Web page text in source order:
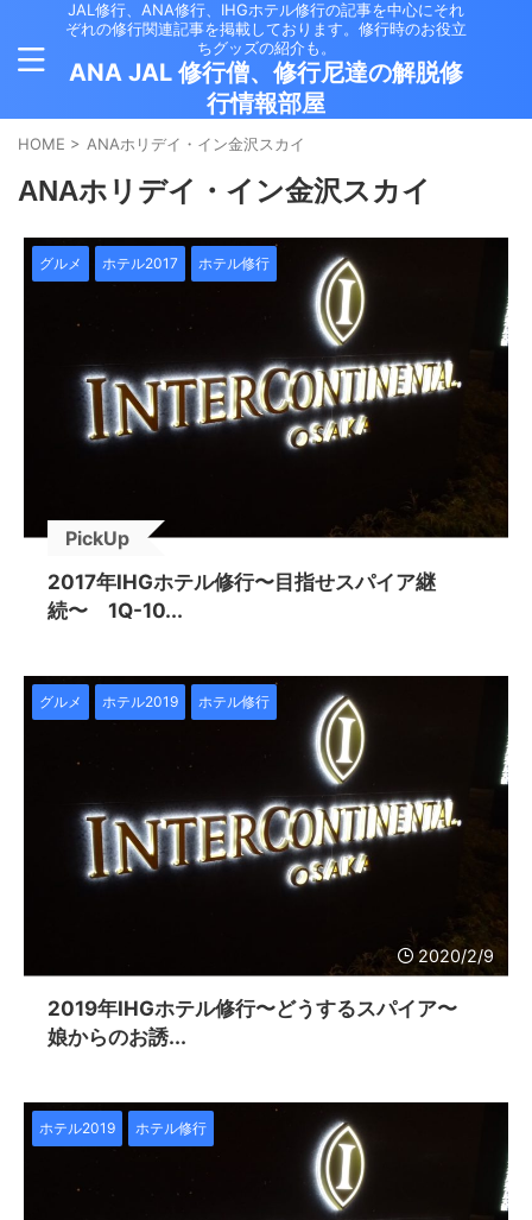
JAL修行、ANA修行、IHGホテル修行の記事を中心にそれ
ぞれの修行関連記事を掲載しております。修行時のお役立
ちグッズの紹介も。
ANA JAL 修行僧、修行尼達の解脱修
行情報部屋
HOME > ANAホリデイ・イン金沢スカイ
ANAホリデイ・イン金沢スカイ
グルメ ホテル2017 ホテル修行
PickUp
2017年IHGホテル修行〜目指せスパイア継
続〜 1Q-10...
2020/2/9
グルメ ホテル2019 ホテル修行
2019年IHGホテル修行〜どうするスパイア〜
娘からのお誘...
ホテル2019 ホテル修行